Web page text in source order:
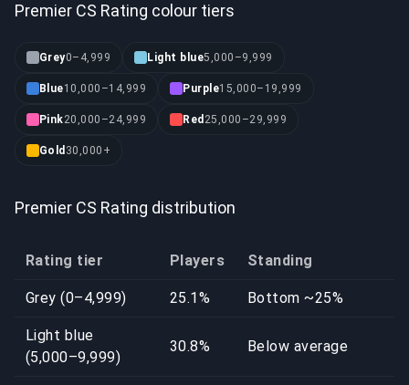
Premier CS Rating colour tiers
Grey0–4,999 Light blue5,000–9,999
Blue10,000–14,999 Purple15,000–19,999
Pink20,000–24,999 Red 25,000–29,999
Gold 30,000+
Premier CS Rating distribution
Rating tier Players Standing
Grey (0–4,999) 25.1% Bottom ~25%
Light blue
(5,000–9,999)
30.8% Below average